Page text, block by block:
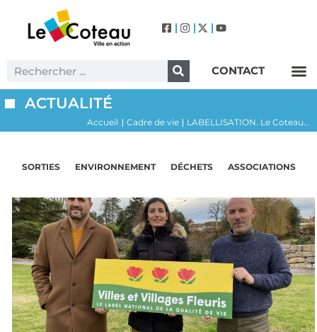
CONTACT
ACTUALITÉ
Accueil | Cadre de vie | LABELLISATION. Le Coteau...
SORTIES ENVIRONNEMENT DÉCHETS ASSOCIATIONS